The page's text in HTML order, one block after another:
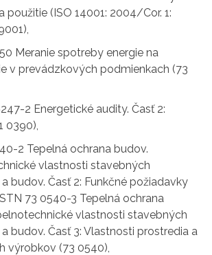
použitie (ISO 14001: 2004/Cor. 1:
Meranie spotreby energie na
v prevádzkových podmienkach (73
2 Energetické audity. Časť 2:
0390),
2 Tepelná ochrana budov.
vlastnosti stavebných
budov. Časť 2: Funkčné požiadavky
73 0540-3 Tepelná ochrana
vlastnosti stavebných
budov. Časť 3: Vlastnosti prostredia a
výrobkov (73 0540),